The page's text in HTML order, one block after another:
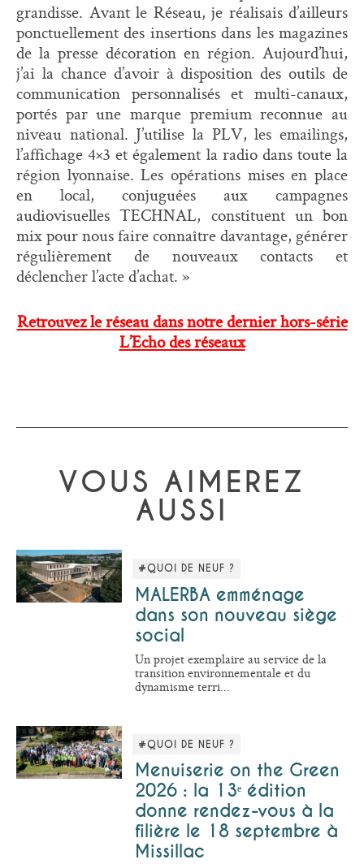
grandisse. Avant le Réseau, je réalisais d’ailleurs
ponctuellement des insertions dans les magazines
de la presse décoration en région. Aujourd’hui,
j’ai la chance d’avoir à disposition des outils de
communication personnalisés et multi-canaux,
portés par une marque premium reconnue au
niveau national. J’utilise la PLV, les emailings,
l’affichage 4×3 et également la radio dans toute la
région lyonnaise. Les opérations mises en place
en local, conjuguées aux campagnes
audiovisuelles TECHNAL, constituent un bon
mix pour nous faire connaître davantage, générer
régulièrement de nouveaux contacts et
déclencher l’acte d’achat. »
Retrouvez le réseau dans notre dernier hors-série
L’Echo des réseaux
VOUS AIMEREZ
AUSSI
#QUOI DE NEUF ?
MALERBA emménage
dans son nouveau siège
social
Un projet exemplaire au service de la
transition environnementale et du
dynamisme terri...
#QUOI DE NEUF ?
Menuiserie on the Green
2026 : la 13ᵉ édition
donne rendez-vous à la
filière le 18 septembre à
Missillac